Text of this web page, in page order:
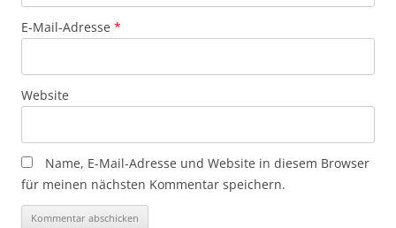
E-Mail-Adresse *
Website
Name, E-Mail-Adresse und Website in diesem Browser
für meinen nächsten Kommentar speichern.